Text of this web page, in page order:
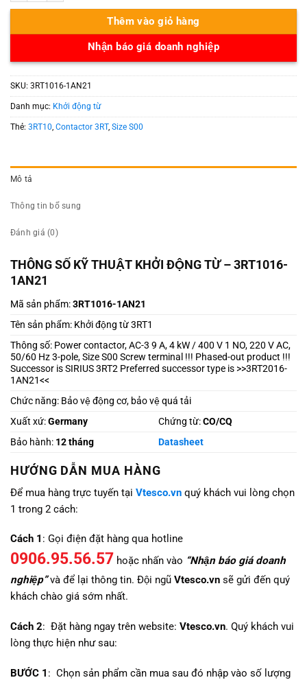
Thêm vào giỏ hàng
Nhận báo giá doanh nghiệp
SKU: 3RT1016-1AN21
Danh mục: Khởi động từ
Thẻ: 3RT10, Contactor 3RT, Size S00
Mô tả
Thông tin bổ sung
Đánh giá (0)
THÔNG SỐ KỸ THUẬT KHỞI ĐỘNG TỪ – 3RT1016-
1AN21
Mã sản phẩm:3RT1016-1AN21
Tên sản phẩm: Khởi động từ 3RT1
Thông số: Power contactor, AC-3 9 A, 4 kW / 400 V 1 NO, 220 V AC,
50/60 Hz 3-pole, Size S00 Screw terminal !!! Phased-out product !!!
Successor is SIRIUS 3RT2 Preferred successor type is >>3RT2016-
1AN21<<
Chức năng: Bảo vệ động cơ, bảo vệ quá tải
Xuất xứ:Germany Chứng từ:CO/CQ
Bảo hành: 12 tháng Datasheet
HƯỚNG DẪN MUA HÀNG
Để mua hàng trực tuyến tại Vtesco.vn quý khách vui lòng chọn
1 trong 2 cách:
Cách 1 : Gọi điện đặt hàng qua hotline
0906.95.56.57 hoặc nhấn vào “Nhận báo giá doanh
nghiệp”và để lại thông tin. Đội ngũ Vtesco.vn sẽ gửi đến quý
khách chào giá sớm nhất.
Cách 2: Đặt hàng ngay trên website: Vtesco.vn. Quý khách vui
lòng thực hiện như sau:
BƯỚC 1 : Chọn sản phẩm cần mua sau đó nhập vào số lượng